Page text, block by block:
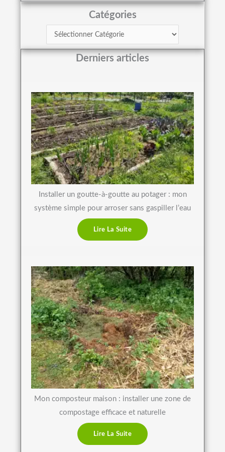
Catégories
Derniers articles
Installer un goutte-à-goutte au potager : mon
système simple pour arroser sans gaspiller l’eau
Lire La Suite
Mon composteur maison : installer une zone de
compostage efficace et naturelle
Lire La Suite